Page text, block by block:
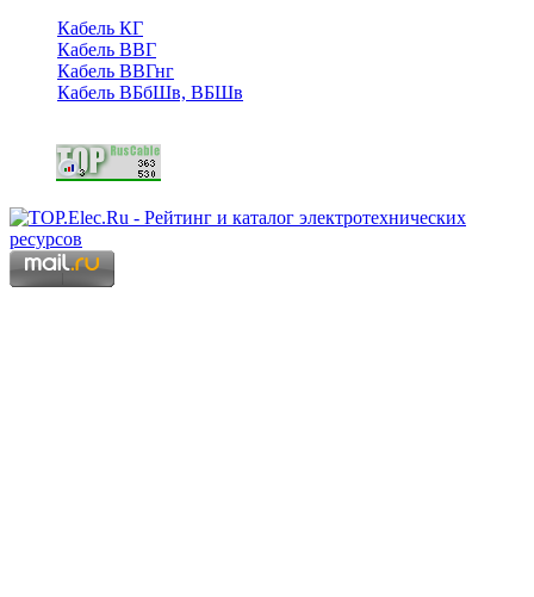
Кабель КГ
Кабель ВВГ
Кабель ВВГнг
Кабель ВБбШв, ВБШв